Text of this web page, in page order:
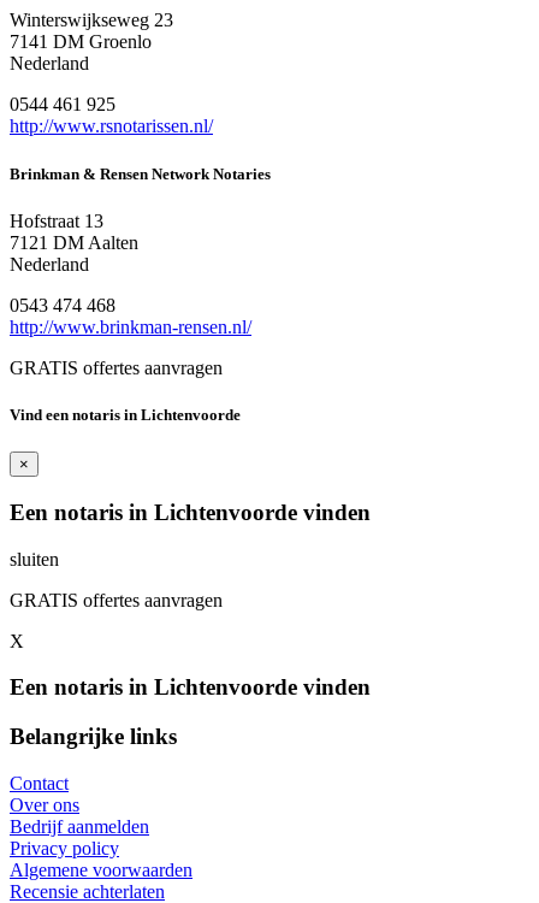
Winterswijkseweg 23
7141 DM Groenlo
Nederland
0544 461 925
http://www.rsnotarissen.nl/
Brinkman & Rensen Network Notaries
Hofstraat 13
7121 DM Aalten
Nederland
0543 474 468
http://www.brinkman-rensen.nl/
GRATIS offertes aanvragen
Vind een notaris in Lichtenvoorde
×
Een notaris in Lichtenvoorde vinden
sluiten
GRATIS offertes aanvragen
X
Een notaris in Lichtenvoorde vinden
Belangrijke links
Contact
Over ons
Bedrijf aanmelden
Privacy policy
Algemene voorwaarden
Recensie achterlaten